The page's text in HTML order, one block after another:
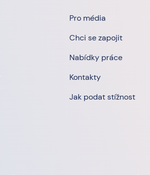
Pro média
Chci se zapojit
Nabídky práce
Kontakty
Jak podat stížnost